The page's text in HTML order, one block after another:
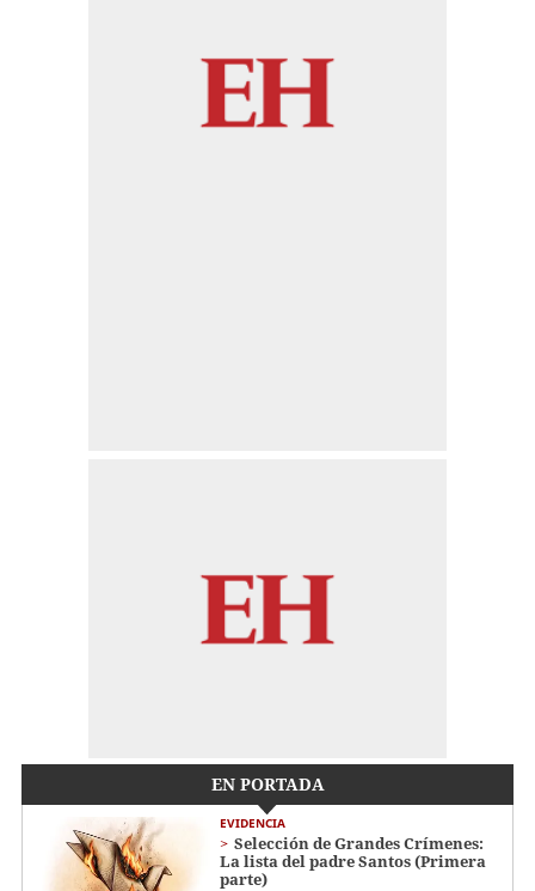
EN PORTADA
EVIDENCIA
Selección de Grandes Crímenes:
La lista del padre Santos (Primera
parte)